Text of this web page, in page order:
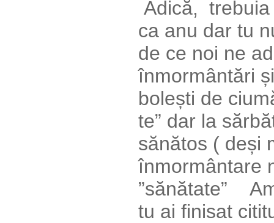
Adică, trebuia
ca anu dar tu
de ce noi ne
înmormântări
bolești de
te” dar la
sănătos ( deși
înmormântare
”sănătate”
tu ai finisat